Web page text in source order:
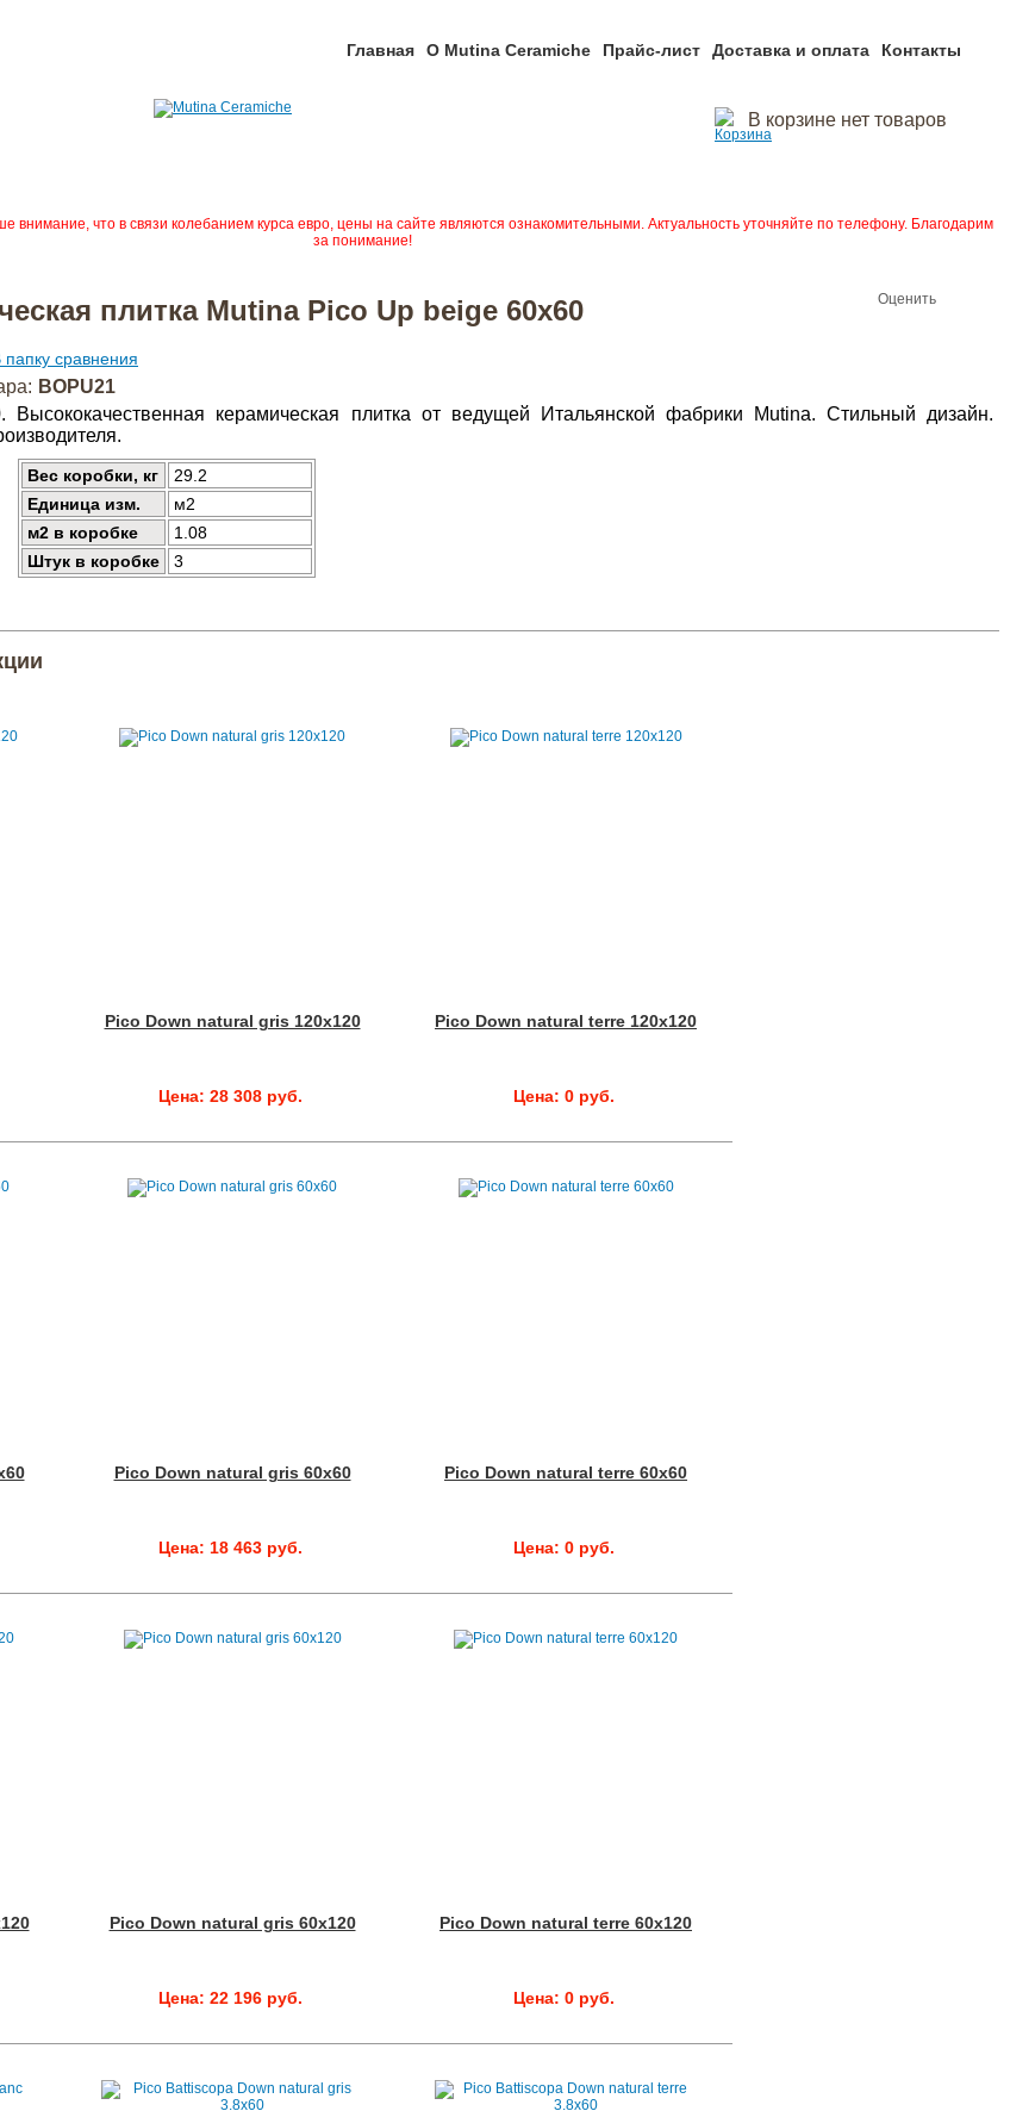
Главная О Mutina Ceramiche Прайс-лист Доставка и оплата Контакты
В корзине нет товаров
что в связи колебанием курса евро, цены на сайте являются ознакомительными. Актуальность уточняйте по телефону. Благодарим
за понимание!
Оценить
плитка Mutina Pico Up beige 60x60
папку сравнения
BOPU21
керамическая плитка от ведущей Итальянской фабрики Mutina. Стильный дизайн.
Вес коробки, кг
29.2
Единица изм.
м2
м2 в коробке
1.08
Штук в коробке
3
Pico Down natural gris 120x120
Цена: 28 308 руб.
Pico Down natural terre 120x120
Цена: 0 руб.
Pico Down natural gris 60x60
Цена: 18 463 руб.
Pico Down natural terre 60x60
Цена: 0 руб.
Pico Down natural gris 60x120
Цена: 22 196 руб.
Pico Down natural terre 60x120
Цена: 0 руб.